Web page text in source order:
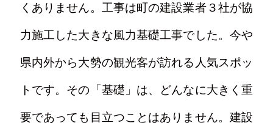
くありません。工事は町の建設業者３社が協
力施工した大きな風力基礎工事でした。今や
県内外から大勢の観光客が訪れる人気スポッ
トです。その「基礎」は、どんなに大きく重
要であっても目立つことはありません。建設